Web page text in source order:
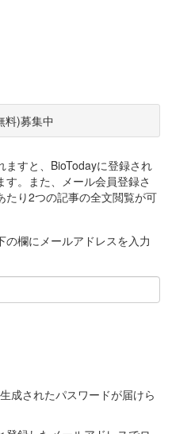
料)募集中
ますと、BioTodayに登録され
。また、メール会員登録さ
たり2つの記事の全文閲覧が可
の欄にメールアドレスを入力
成されたパスワードが届けら